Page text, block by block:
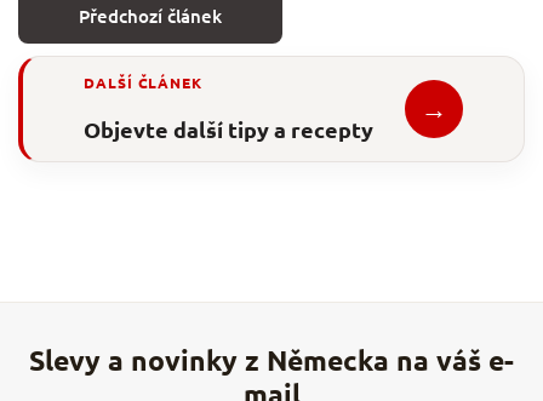
Předchozí článek
DALŠÍ ČLÁNEK
Objevte další tipy a recepty
→